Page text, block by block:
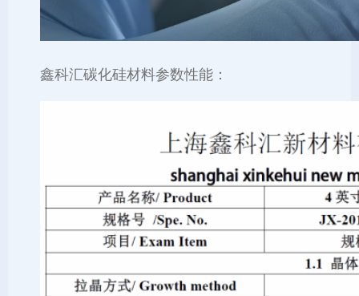
鑫科汇碳化硅材料参数性能：